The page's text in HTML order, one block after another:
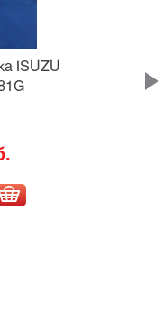
ISUZU